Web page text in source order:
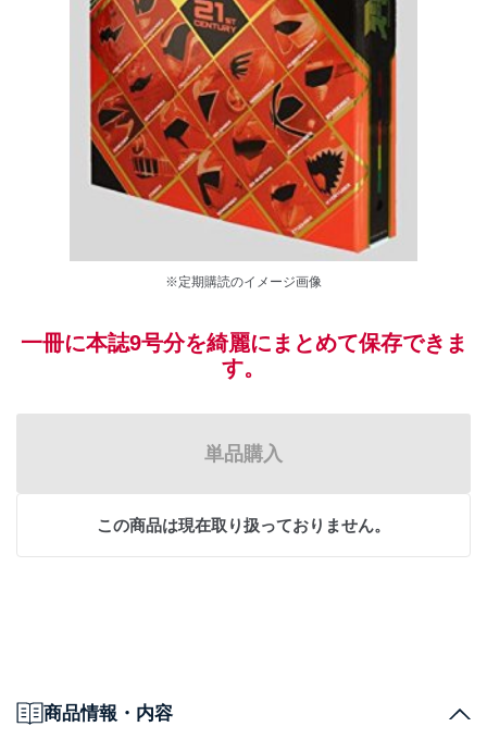
※定期購読のイメージ画像
一冊に本誌9号分を綺麗にまとめて保存できま
す。
単品購入
この商品は現在取り扱っておりません。
商品情報・内容